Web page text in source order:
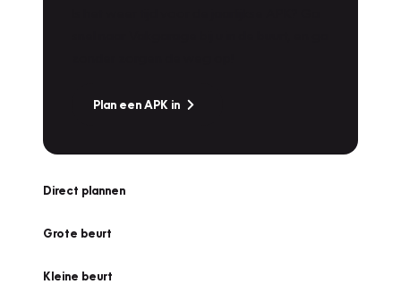
Plan een APK in
Direct plannen
Grote beurt
Kleine beurt